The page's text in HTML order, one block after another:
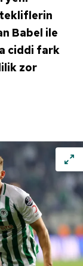
Babel ile
ciddi fark
zor